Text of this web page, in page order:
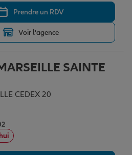
Prendre un RDV
Voir l'agence
SAINTE
CEDEX 20